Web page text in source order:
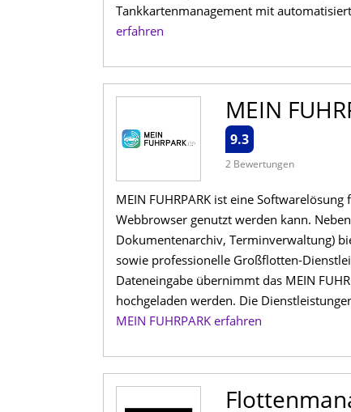
Tankkartenmanagement mit
erfahren
MEIN
9.3
2 Bewertungen
MEIN FUHRPARK ist eine
Webbrowser genutzt werden kann.
Dokumentenarchiv, Terminverwaltung)
sowie professionelle Großflotten-
Dateneingabe übernimmt das MEIN
hochgeladen werden. Die
MEIN FUHRPARK erfahren